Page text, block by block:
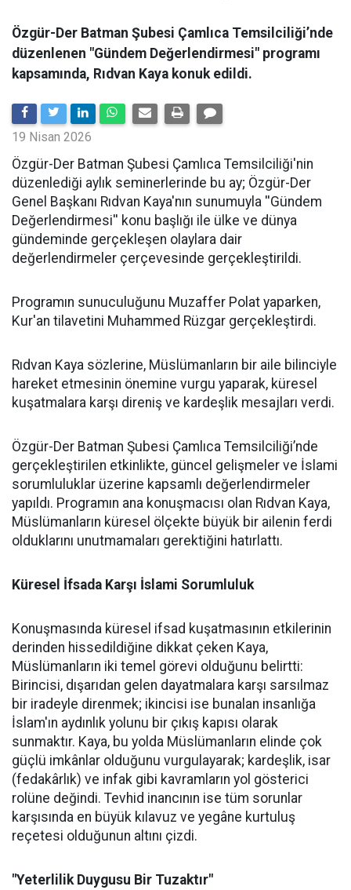
Özgür-Der Batman Şubesi Çamlıca Temsilciliği’nde
düzenlenen "Gündem Değerlendirmesi" programı
kapsamında, Rıdvan Kaya konuk edildi.
19 Nisan 2026
​Özgür-Der Batman Şubesi Çamlıca Temsilciliği'nin
düzenlediği aylık seminerlerinde bu ay; Özgür-Der
Genel Başkanı Rıdvan Kaya'nın sunumuyla ''Gündem
Değerlendirmesi'' konu başlığı ile ülke ve dünya
gündeminde gerçekleşen olaylara dair
değerlendirmeler çerçevesinde gerçekleştirildi.
Programın sunuculuğunu Muzaffer Polat yaparken,
Kur'an tilavetini Muhammed Rüzgar gerçekleştirdi.
Rıdvan Kaya sözlerine, Müslümanların bir aile bilinciyle
hareket etmesinin önemine vurgu yaparak, küresel
kuşatmalara karşı direniş ve kardeşlik mesajları verdi.
Özgür-Der Batman Şubesi Çamlıca Temsilciliği’nde
gerçekleştirilen etkinlikte, güncel gelişmeler ve İslami
sorumluluklar üzerine kapsamlı değerlendirmeler
yapıldı. Programın ana konuşmacısı olan Rıdvan Kaya,
Müslümanların küresel ölçekte büyük bir ailenin ferdi
olduklarını unutmamaları gerektiğini hatırlattı.
Küresel İfsada Karşı İslami Sorumluluk
Konuşmasında küresel ifsad kuşatmasının etkilerinin
derinden hissedildiğine dikkat çeken Kaya,
Müslümanların iki temel görevi olduğunu belirtti:
Birincisi, dışarıdan gelen dayatmalara karşı sarsılmaz
bir iradeyle direnmek; ikincisi ise bunalan insanlığa
İslam'ın aydınlık yolunu bir çıkış kapısı olarak
sunmaktır. Kaya, bu yolda Müslümanların elinde çok
güçlü imkânlar olduğunu vurgulayarak; kardeşlik, isar
(fedakârlık) ve infak gibi kavramların yol gösterici
rolüne değindi. Tevhid inancının ise tüm sorunlar
karşısında en büyük kılavuz ve yegâne kurtuluş
reçetesi olduğunun altını çizdi.
"Yeterlilik Duygusu Bir Tuzaktır"